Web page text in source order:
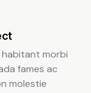
habitant morbi
fames ac
molestie